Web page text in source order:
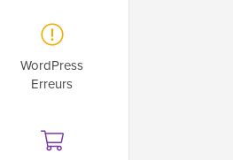
WordPress
Erreurs